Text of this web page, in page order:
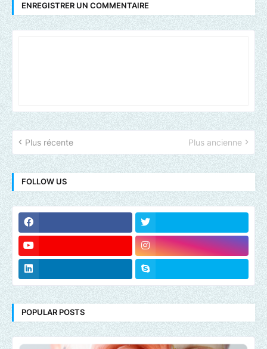
ENREGISTRER UN COMMENTAIRE
Plus récente Plus ancienne
FOLLOW US
POPULAR POSTS